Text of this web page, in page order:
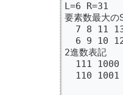
L=6 R=31
要素数最大
7 8 11
6 9 10
2進数表記
111 1000
110 1001